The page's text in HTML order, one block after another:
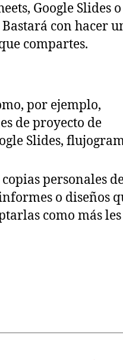
Google Slides o
con hacer
compartes.
por ejemplo,
de proyecto de
Slides,
personales
o diseños
como más les